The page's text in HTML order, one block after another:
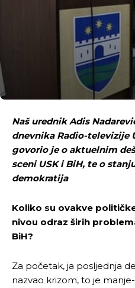
Naš urednik Adis
dnevnika Radio-televizije
govorio je o aktuelnim
sceni USK i BiH, te o
demokratija
Koliko su ovakve
nivou odraz širih
BiH?
Za početak, ja posljednja
nazvao krizom, to je